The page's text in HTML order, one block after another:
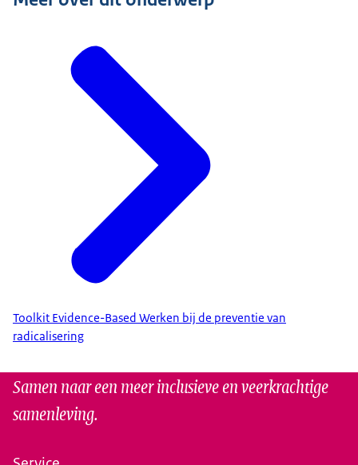
Toolkit Evidence-Based Werken bij de preventie van
radicalisering
Samen naar een meer inclusieve en veerkrachtige
samenleving.